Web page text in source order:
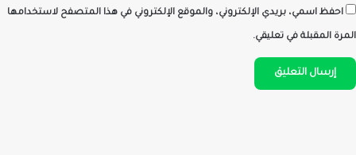
احفظ اسمي، بريدي الإلكتروني، والموقع الإلكتروني في هذا المتصفح لاستخدامها
المرة المقبلة في تعليقي.